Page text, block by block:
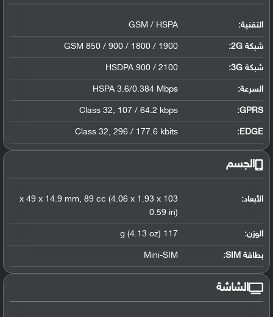
التقنية: GSM / HSPA
شبكة 2G: GSM 850 / 900 / 1800 / 1900
شبكة 3G :
HSDPA 900 / 2100
السرعة: HSPA 3.6/0.384 Mbps
GPRS:
Class 32, 107 / 64.2 kbps
EDGE:
Class 32, 296 / 177.6 kbits
الجسم
الأبعاد:
103 x 49 x 14.9 mm, 89 cc (4.06 x 1.93 x
0.59 in)
الوزن: 117 g (4.13 oz)
بطاقة SIM: Mini-SIM
الشاشة